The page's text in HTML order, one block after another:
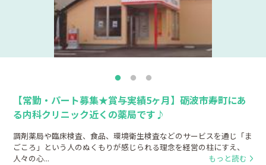
【常勤・パート募集★賞与実績5ヶ月】砺波市寿町にあ
る内科クリニック近くの薬局です♪
調剤薬局や臨床検査、食品、環境衛生検査などのサービスを通じ「ま
ごころ」という人のぬくもりが感じられる理念を経営の柱にすえ、
人々の心...
もっと読む